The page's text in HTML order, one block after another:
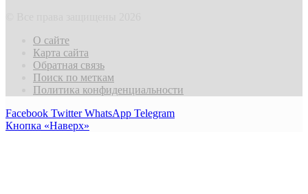
О сайте
Карта сайта
Обратная связь
Поиск по меткам
Политика конфиденциальности
Facebook Twitter WhatsApp Telegram
Кнопка «Наверх»